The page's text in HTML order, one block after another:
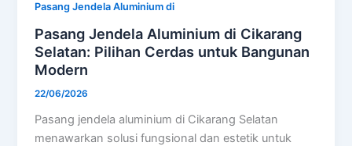
Pasang Jendela Aluminium di
Pasang Jendela Aluminium di Cikarang
Selatan: Pilihan Cerdas untuk Bangunan
Modern
22/06/2026
Pasang jendela aluminium di Cikarang Selatan
menawarkan solusi fungsional dan estetik untuk